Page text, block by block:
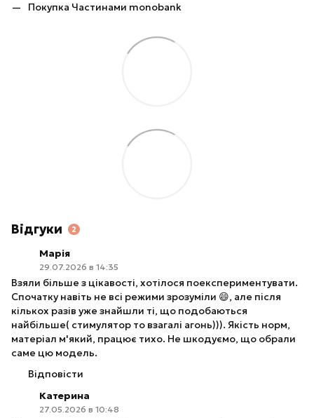
Покупка Частинами monobank
Відгуки 2
Марія
29.07.2026 в 14:35
Взяли більше з цікавості, хотілося поекспериментувати.
Спочатку навіть не всі режими зрозуміли 😄, але після
кількох разів уже знайшли ті, що подобаються
найбільше( стимулятор то взагалі агонь))). Якість норм,
матеріал м'який, працює тихо. Не шкодуємо, що обрали
саме цю модель.
Відповісти
Катерина
27.05.2026 в 10:48